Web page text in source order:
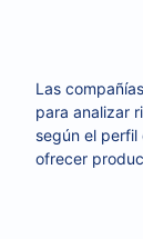
Las
para analizar
según el perfil
ofrecer